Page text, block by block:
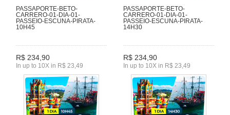
PASSAPORTE-BETO-
CARRERO-01-DIA-01-
PASSEIO-ESCUNA-PIRATA-
10H45
R$ 234,90
In up to 10X in R$ 23,49
PASSAPORTE-BETO-
CARRERO-01-DIA-01-
PASSEIO-ESCUNA-PIRATA-
14H30
R$ 234,90
In up to 10X in R$ 23,49